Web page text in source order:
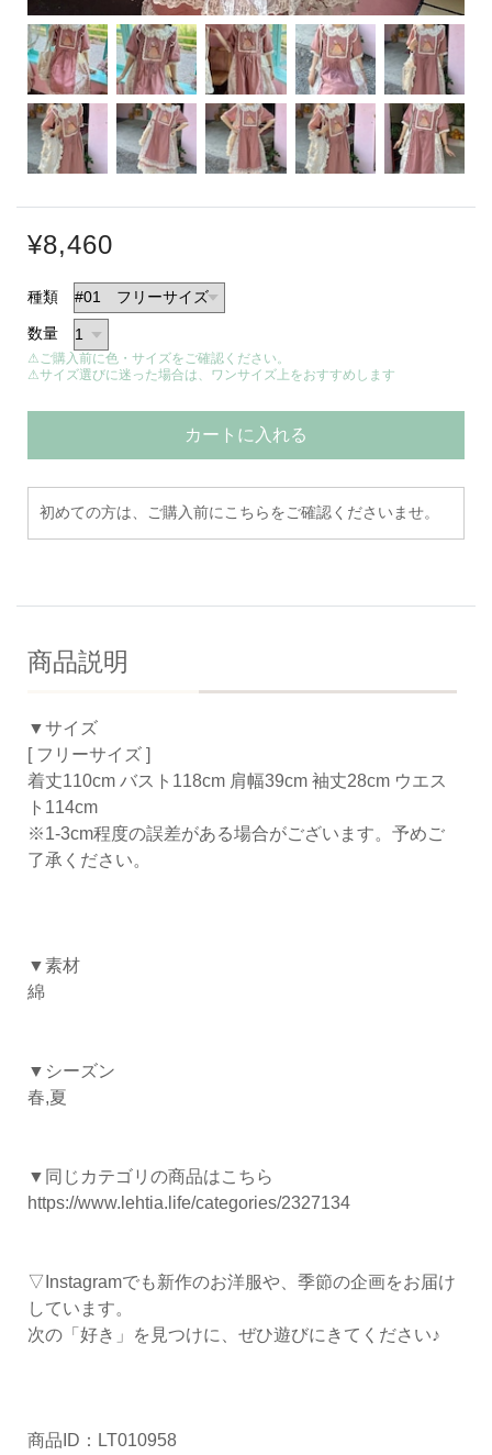
¥8,460
種類
数量
⚠ご購入前に色・サイズをご確認ください。
⚠サイズ選びに迷った場合は、ワンサイズ上をおすすめします
カートに入れる
初めての方は、ご購入前にこちらをご確認くださいませ。
商品説明
▼サイズ
[ フリーサイズ ]
着丈110cm バスト118cm 肩幅39cm 袖丈28cm ウエス
ト114cm
※1-3cm程度の誤差がある場合がございます。予めご
了承ください。
▼素材
綿
▼シーズン
春,夏
▼同じカテゴリの商品はこちら
https://www.lehtia.life/categories/2327134
▽Instagramでも新作のお洋服や、季節の企画をお届け
しています。
次の「好き」を見つけに、ぜひ遊びにきてください♪
商品ID：LT010958